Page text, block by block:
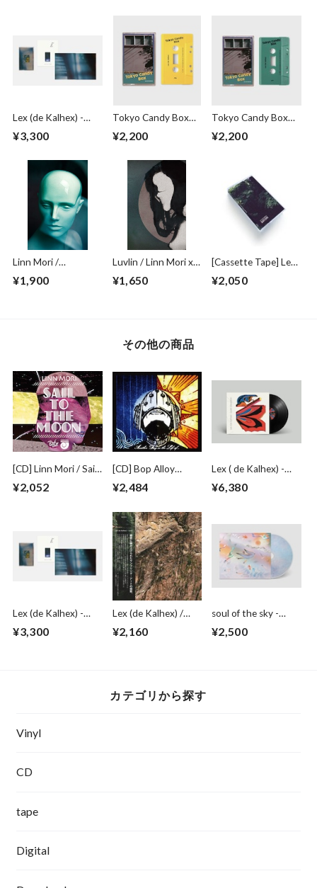
Lex (de Kalhex) -
Return [Limited
¥3,300
Tokyo Candy Box
¥2,200
Tokyo Candy Box
¥2,200
Linn Mori /
セットテープ]
¥1,900
Luvlin / Linn Mori x
¥1,650
[Cassette Tape] Lex
SATORI
¥2,050
その他の商品
[CD] Linn Mori / Sail
¥2,052
[CD] Bop Alloy
Marcus D) / Another
¥2,484
Lex ( de Kalhex) -
¥6,380
Lex (de Kalhex) -
Return [Limited
¥3,300
Lex (de Kalhex) /
¥2,160
soul of the sky -
¥2,500
カテゴリから探す
Vinyl
CD
tape
Digital